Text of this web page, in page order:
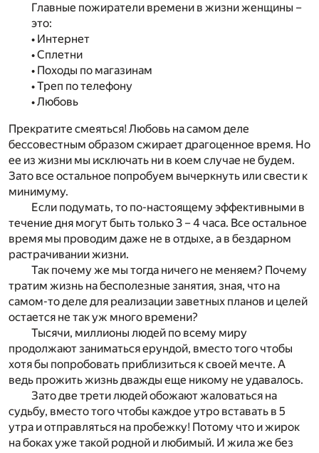
Главные пожиратели времени в жизни женщины –
это:
• Интернет
•Сплетни
• Походы по магазинам
•Треп по телефону
•Любовь
Прекратите смеяться! Любовь на самом деле
бессовестным образом сжирает драгоценное время. Но
ее из жизни мы исключать ни в коем случае не будем.
Зато все остальное попробуем вычеркнуть или свести к
минимуму.
Если подумать, то по-настоящему эффективными в
течение дня могут быть только 3 – 4 часа. Все остальное
время мы проводим даже не в отдыхе, а в бездарном
растрачивании жизни.
Так почему же мы тогда ничего не меняем? Почему
тратим жизнь на бесполезные занятия, зная, что на
самом-то деле для реализации заветных планов и целей
остается не так уж много времени?
Тысячи, миллионы людей по всему миру
продолжают заниматься ерундой, вместо того чтобы
хотя бы попробовать приблизиться к своей мечте. А
ведь прожить жизнь дважды еще никому не удавалось.
Зато две трети людей обожают жаловаться на
судьбу, вместо того чтобы каждое утро вставать в 5
утра и отправляться на пробежку! Потому что и жирок
на боках уже такой родной и любимый. И жила же без